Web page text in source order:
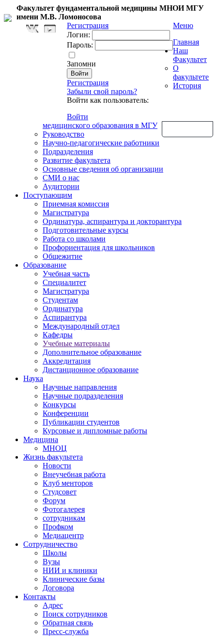
Факультет фундаментальной медицины МНОИ МГУ
имени М.В. Ломоносова
Регистрация
Логин:
Пароль:
Запомни
Регистрация
Забыли свой пароль?
Войти как пользователь:
Войти
Меню
Главная
Наш
Факультет
О
факультете
История
медицинского образования в МГУ
Руководство
Научно-педагогические работники
Подразделения
Развитие факультета
Основные сведения об организации
СМИ о нас
Аудитории
Поступающим
Приемная комиссия
Магистратура
Ординатура, аспирантура и докторантура
Подготовительные курсы
Работа со школами
Профориентация для школьников
Общежитие
Образование
Учебная часть
Специалитет
Магистратура
Студентам
Ординатура
Аспирантура
Международный отдел
Кафедры
Учебные материалы
Дополнительное образование
Аккредитация
Дистанционное образование
Наука
Научные направления
Научные подразделения
Конкурсы
Конференции
Публикации студентов
Курсовые и дипломные работы
Медицина
МНОЦ
Жизнь факультета
Новости
Внеучебная работа
Клуб менторов
Студсовет
Форум
Фотогалерея
сотрудникам
Профком
Медиацентр
Сотрудничество
Школы
Вузы
НИИ и клиники
Клинические базы
Договора
Контакты
Адрес
Поиск сотрудников
Обратная связь
Пресс-служба